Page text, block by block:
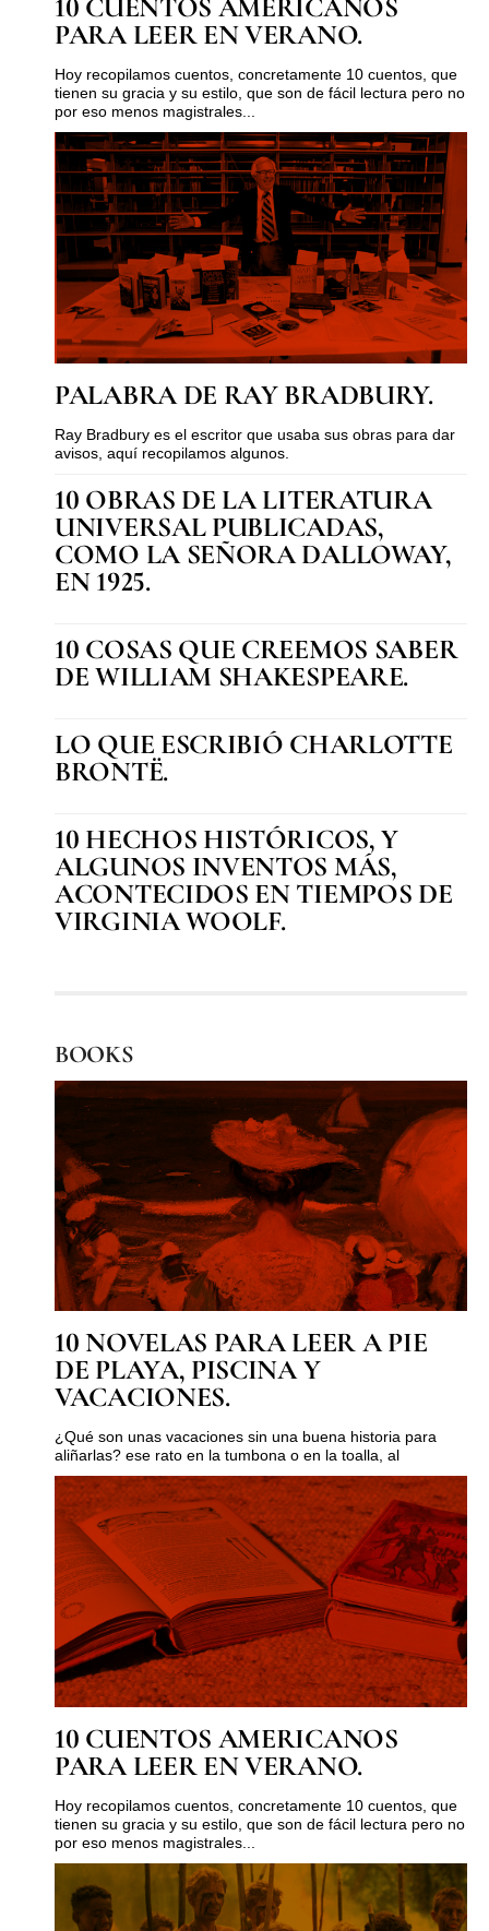
10 CUENTOS AMERICANOS
PARA LEER EN VERANO.
Hoy recopilamos cuentos, concretamente 10 cuentos, que
tienen su gracia y su estilo, que son de fácil lectura pero no
por eso menos magistrales...
PALABRA DE RAY BRADBURY.
Ray Bradbury es el escritor que usaba sus obras para dar
avisos, aquí recopilamos algunos.
10 OBRAS DE LA LITERATURA
UNIVERSAL PUBLICADAS,
COMO LA SEÑORA DALLOWAY,
EN 1925.
10 COSAS QUE CREEMOS SABER
DE WILLIAM SHAKESPEARE.
LO QUE ESCRIBIÓ CHARLOTTE
BRONTË.
10 HECHOS HISTÓRICOS, Y
ALGUNOS INVENTOS MÁS,
ACONTECIDOS EN TIEMPOS DE
VIRGINIA WOOLF.
BOOKS
10 NOVELAS PARA LEER A PIE
DE PLAYA, PISCINA Y
VACACIONES.
¿Qué son unas vacaciones sin una buena historia para
aliñarlas? ese rato en la tumbona o en la toalla, al
10 CUENTOS AMERICANOS
PARA LEER EN VERANO.
Hoy recopilamos cuentos, concretamente 10 cuentos, que
tienen su gracia y su estilo, que son de fácil lectura pero no
por eso menos magistrales...